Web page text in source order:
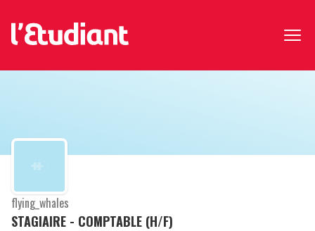
STAGIAIRE - COMPTABLE (H/F)
flying_whales